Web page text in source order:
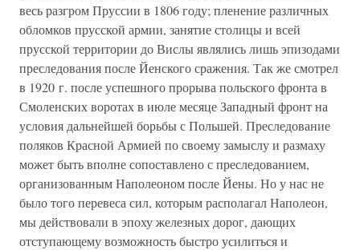
весь разгром Пруссии в 1806 году; пленение различных
обломков прусской армии, занятие столицы и всей
прусской территории до Вислы являлись лишь эпизодами
преследования после Йенского сражения. Так же смотрел
в 1920 г. после успешного прорыва польского фронта в
Смоленских воротах в июле месяце Западный фронт на
условия дальнейшей борьбы с Польшей. Преследование
поляков Красной Армией по своему замыслу и размаху
может быть вполне сопоставлено с преследованием,
организованным Наполеоном после Йены. Но у нас не
было того перевеса сил, которым располагал Наполеон,
мы действовали в эпоху железных дорог, дающих
отступающему возможность быстро усилиться и